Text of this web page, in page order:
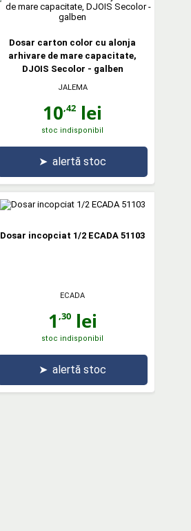
Dosar carton color cu alonja
arhivare de mare capacitate,
DJOIS Secolor - galben
JALEMA
10,42 lei
stoc indisponibil
➤ alertă stoc
Dosar incopciat 1/2 ECADA 51103
ECADA
1 ,30lei
stoc indisponibil
➤ alertă stoc